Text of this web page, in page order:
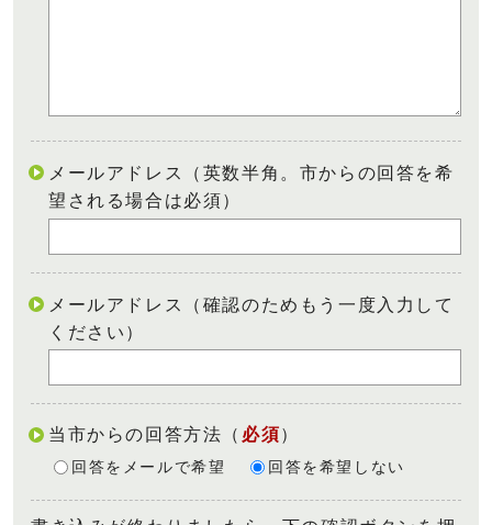
メールアドレス（英数半角。市からの回答を希
望される場合は必須）
メールアドレス（確認のためもう一度入力して
ください）
当市からの回答方法 （ 必須）
回答をメールで希望 回答を希望しない